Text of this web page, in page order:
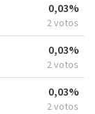
0,03%
2 votos
0,03%
2 votos
0,03%
2 votos